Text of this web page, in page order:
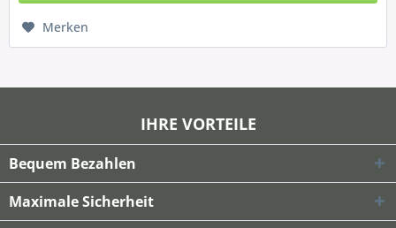
Merken
IHRE VORTEILE
Bequem Bezahlen
Maximale Sicherheit